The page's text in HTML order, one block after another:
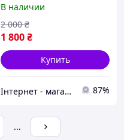
В наличии
1 800₴
2 000 ₴
Купить
Інтернет - магазин спортивних товарів FootPro 87%
...